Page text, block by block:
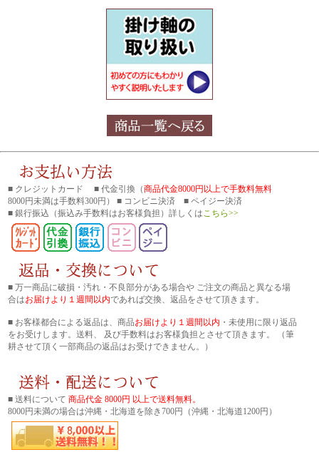
■ クレジットカード ■ 代金引換（商品代金8000円以上で手数料無料
8000円未満は手数料300円） ■ コンビニ決済 ■ ペイジー決済
■ 銀行振込 （振込み手数料はお客様負担）詳しくは こちら>>
■ 万一商品に破損・汚れ・不良部分がある場合や ご注文の商品と異なる場
合はお届けより１週間以内であれば交換、返品をさせて頂きます。
■ お客様都合による返品は、商品お届けより１週間以内 ・未使用に限り返品
をお受けします。送料、 及び手数料はお客様負担とさせて頂きます。 （筆
耕させて頂く一部商品の返品はお受けできません。）
■ 送料について 商品代金 8000円 以上で送料無料。
8000円未満の場合は沖縄・北海道を除き700円（沖縄・北海道1200円）